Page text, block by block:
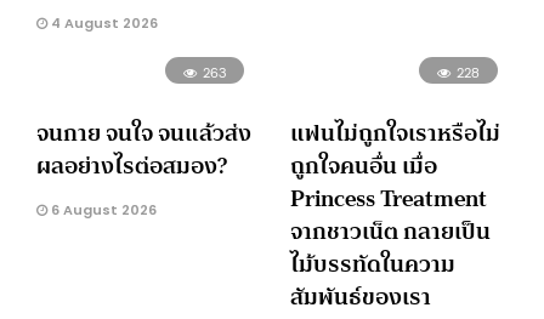
4 August 2026
263
จนกาย จนใจ จนแล้วส่ง
ผลอย่างไรต่อสมอง?
6 August 2026
228
แฟนไม่ถูกใจเราหรือไม่
ถูกใจคนอื่น เมื่อ
Princess Treatment
จากชาวเน็ต กลายเป็น
ไม้บรรทัดในความ
สัมพันธ์ของเรา